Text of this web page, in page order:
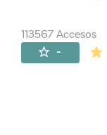
113567 Accesos
-